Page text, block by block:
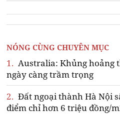
NÓNG CÙNG CHUYÊN MỤC
1. Australia: Khủng hoảng
ngày càng trầm trọng
2. Đất ngoại thành Hà Nội
điểm chỉ hơn 6 triệu đồng/